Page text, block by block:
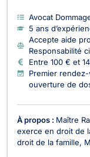
Avocat
5 ans
Accepte aide
Responsabilité
Entre 100 € et
Premier
ouverture de
À propos : Maître
exerce en droit de
droit de la famille,